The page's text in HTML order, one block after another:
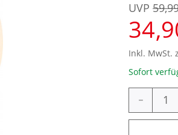
UVP
Inkl. MwSt.
Sofort
-